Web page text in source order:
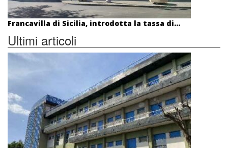
Francavilla di Sicilia, introdotta la tassa di...
Ultimi articoli